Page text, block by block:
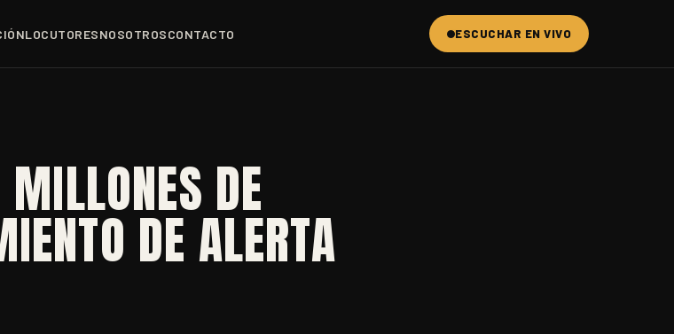
LOCUTORESNOSOTROSCONTACTO ESCUCHAR EN VIVO
DE
DE ALERTA